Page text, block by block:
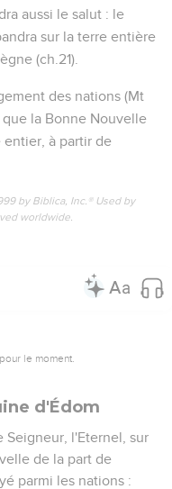
aussi le salut : le
sur la terre entière
(ch.21).
des nations (Mt
que la Bonne Nouvelle
entier, à partir de
by Biblica, Inc.® Used by
worldwide.
le moment.
d'Édom
l'Eternel, sur
de la part de
parmi les nations :